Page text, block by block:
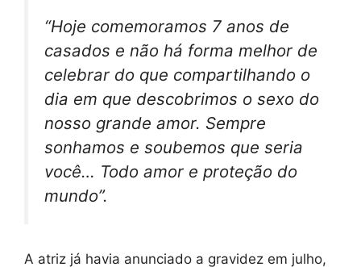
“Hoje comemoramos 7 anos de
casados e não há forma melhor de
celebrar do que compartilhando o
dia em que descobrimos o sexo do
nosso grande amor. Sempre
sonhamos e soubemos que seria
você… Todo amor e proteção do
mundo”.
A atriz já havia anunciado a gravidez em julho,